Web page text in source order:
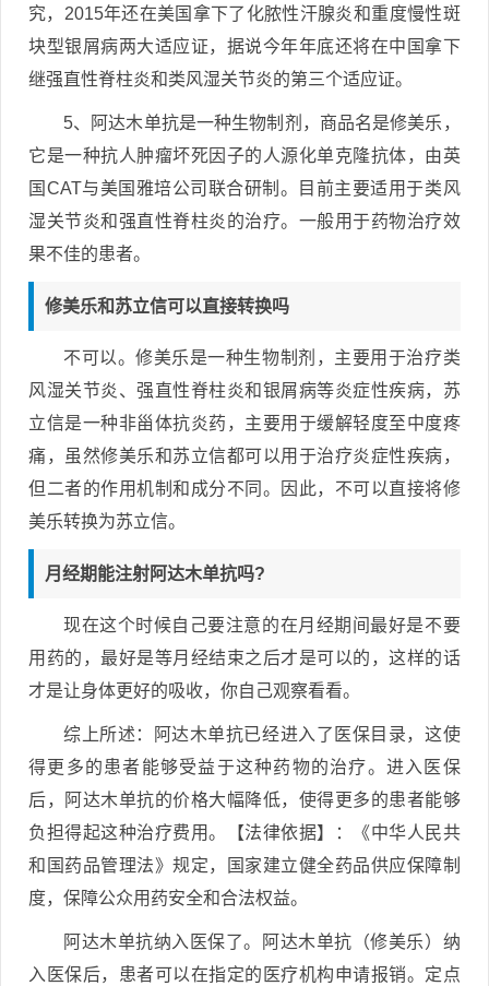
究，2015年还在美国拿下了化脓性汗腺炎和重度慢性斑
块型银屑病两大适应证，据说今年年底还将在中国拿下
继强直性脊柱炎和类风湿关节炎的第三个适应证。
5、阿达木单抗是一种生物制剂，商品名是修美乐，
它是一种抗人肿瘤坏死因子的人源化单克隆抗体，由英
国CAT与美国雅培公司联合研制。目前主要适用于类风
湿关节炎和强直性脊柱炎的治疗。一般用于药物治疗效
果不佳的患者。
修美乐和苏立信可以直接转换吗
不可以。修美乐是一种生物制剂，主要用于治疗类
风湿关节炎、强直性脊柱炎和银屑病等炎症性疾病，苏
立信是一种非甾体抗炎药，主要用于缓解轻度至中度疼
痛，虽然修美乐和苏立信都可以用于治疗炎症性疾病，
但二者的作用机制和成分不同。因此，不可以直接将修
美乐转换为苏立信。
月经期能注射阿达木单抗吗?
现在这个时候自己要注意的在月经期间最好是不要
用药的，最好是等月经结束之后才是可以的，这样的话
才是让身体更好的吸收，你自己观察看看。
综上所述：阿达木单抗已经进入了医保目录，这使
得更多的患者能够受益于这种药物的治疗。进入医保
后，阿达木单抗的价格大幅降低，使得更多的患者能够
负担得起这种治疗费用。【法律依据】：《中华人民共
和国药品管理法》规定，国家建立健全药品供应保障制
度，保障公众用药安全和合法权益。
阿达木单抗纳入医保了。阿达木单抗（修美乐）纳
入医保后，患者可以在指定的医疗机构申请报销。定点